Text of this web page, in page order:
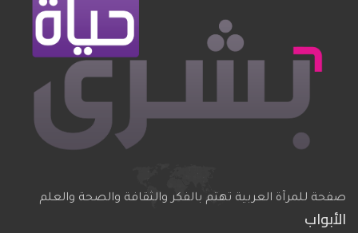
صفحة للمرآة العربية تهتم بالفكر والثقافة والصحة والعلم
الأبواب